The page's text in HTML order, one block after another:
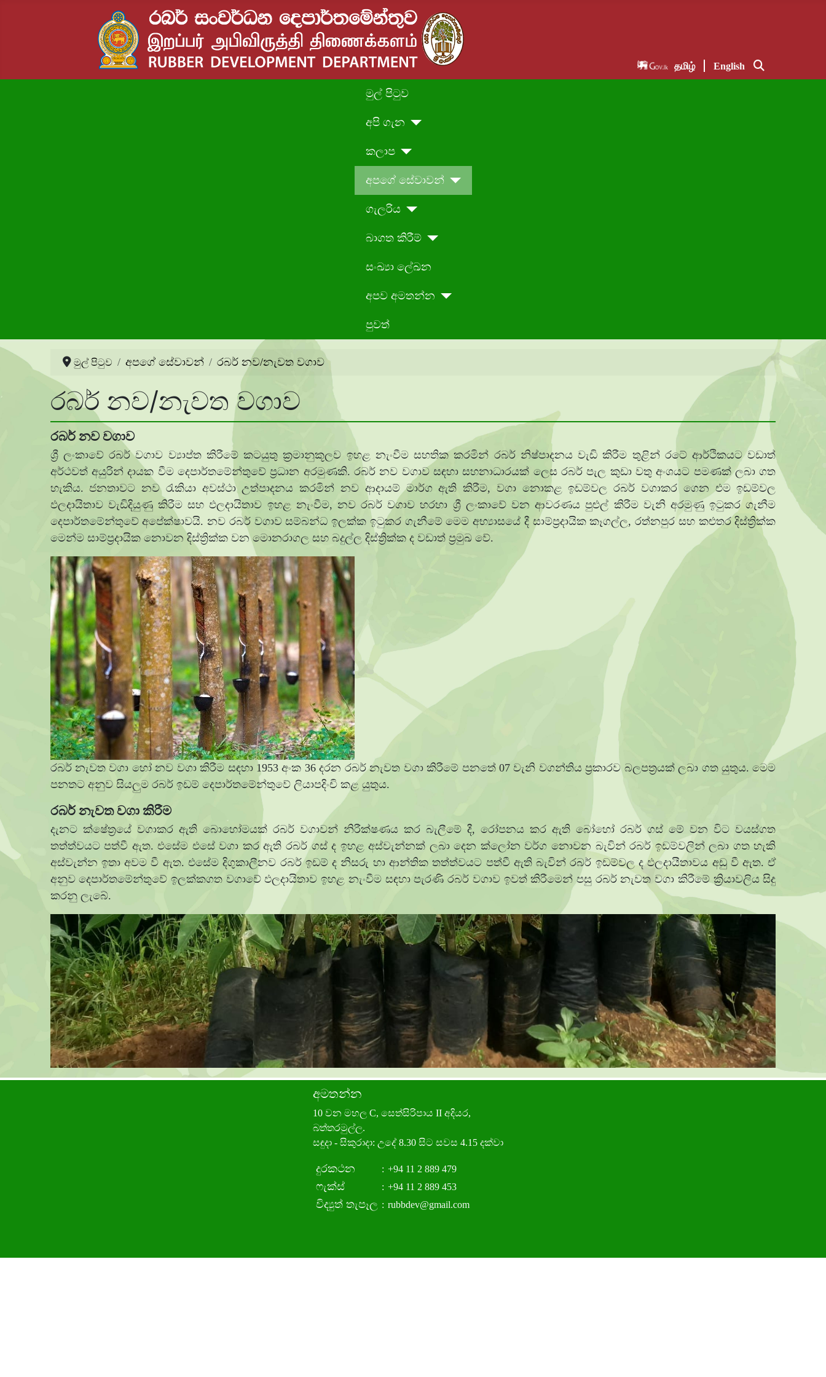
தமிழ் English
මුල් පිටුව
අපි ගැන
කලාප
අපගේ සේවාවන්
ගැලරිය
බාගත කිරීම්
සංඛ්‍යා ලේඛන
අපව අමතන්න
පුවත්
මුල් පිටුව අපගේ සේවාවන් රබර් නව/නැවත වගාව
රබර් නව/නැවත වගාව
රබර් නව වගාව
ශ්‍රී ලංකාවේ රබර් වගාව ව්‍යාප්ත කිරීමේ කටයුතු ක්‍රමානුකූලව ඉහළ නැංවීම සහතික කරමින් රබර් නිෂ්පාදනය වැඩි කිරීම තුළින් රටේ ආර්ථිකයට වඩාත්
අර්ථවත් අයුරින් දායක වීම දෙපාර්තමේන්තුවේ ප්‍රධාන අරමුණකි. රබර් නව වගාව සඳහා සහනාධාරයක් ලෙස රබර් පැල කුඩා වතු අංශයට පමණක් ලබා ගත
හැකිය. ජනතාවට නව රැකියා අවස්ථා උත්පාදනය කරමින් නව ආදායම් මාර්ග ඇති කිරීම, වගා නොකළ ඉඩම්වල රබර් වගාකර ගෙන එම ඉඩම්වල
ඵලදායිතාව වැඩිදියුණු කිරීම සහ ඵලදායිතාව ඉහළ නැංවීම, නව රබර් වගාව හරහා ශ්‍රී ලංකාවේ වන ආවරණය පුළුල් කිරීම වැනි අරමුණු ඉටුකර ගැනීම
දෙපාර්තමේන්තුවේ අපේක්ෂාවයි. නව රබර් වගාව සම්බන්ධ ඉලක්ක ඉටුකර ගැනීමේ මෙම අභ්‍යාසයේ දී සාම්ප්‍රදායික කෑගල්ල, රත්නපුර සහ කළුතර දිස්ත්‍රික්ක
මෙන්ම සාම්ප්‍රදායික නොවන දිස්ත්‍රික්ක වන මොනරාගල සහ බදුල්ල දිස්ත්‍රික්ක ද වඩාත් ප්‍රමුඛ වේ.
රබර් නැවත වගා හෝ නව වගා කිරීම සඳහා 1953 අංක 36 දරන රබර් නැවත වගා කිරීමේ පනතේ 07 වැනි වගන්තිය ප්‍රකාරව බලපත්‍රයක් ලබා ගත යුතුය. මෙම
පනතට අනුව සියලුම රබර් ඉඩම් දෙපාර්තමේන්තුවේ ලියාපදිංචි කළ යුතුය.
රබර් නැවත වගා කිරීම
දැනට ක්ෂේත්‍රයේ වගාකර ඇති බොහෝමයක් රබර් වගාවන් නිරීක්ෂණය කර බැලීමේ දී, රෝපනය කර ඇති බෝහෝ රබර් ගස් මේ වන විට වයස්ගත
තත්ත්වයට පත්වී ඇත. එසේම එසේ වගා කර ඇති රබර් ගස් ද ඉහළ අස්වැන්නක් ලබා දෙන ක්ලෝන වර්ග‍ නොවන බැවින් රබර් ඉඩම්වලින් ලබා ගත හැකි
අස්වැන්න ඉතා අවම වී ඇත. එසේම දිගුකාලීනව රබර් ඉඩම් ද නිසරු හා ආන්තික තත්ත්වයට පත්වී ඇති බැවින් රබර් ඉඩම්වල ද ඵලදායීතාවය අඩු වී ඇත. ඒ
අනුව දෙපාර්තමේන්තුවේ ඉලක්කගත වගාවේ ඵලදායිතාව ඉහළ නැංවීම සඳහා පැරණි රබර් වගාව ඉවත් කිරීමෙන් පසු රබර් නැවත වගා කිරීමේ ක්‍රියාවලිය සිදු
කරනු ලැබේ.
අමතන්න
10 වන මහල C, සෙත්සිරිපාය II අදියර,
බත්තරමුල්ල.
සඳුදා - සිකුරාදා: උදේ 8.30 සිට සවස 4.15 දක්වා
දුරකථන : +94 11 2 889 479
ෆැක්ස් : +94 11 2 889 453
විද්‍යුත් තැපෑල : rubbdev@gmail.com